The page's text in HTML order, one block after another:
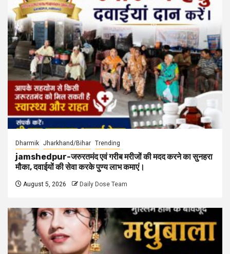
Dharmik Jharkhand/Bihar Trending
jamshedpur-जरुरतमंद एवं गरीब मरीजों की मदद करने का सुनहरा
मौका, दवाईयों की सेवा करके पुण्य लाभ कमाएं।
August 5, 2026 Daily Dose Team